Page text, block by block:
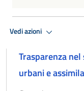
Vedi azioni
Trasparenza
urbani e